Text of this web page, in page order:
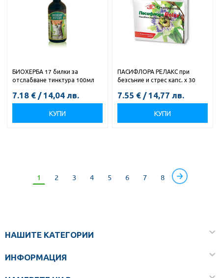
БИОХЕРБА 17 билки за
отслабване тинктура 100мл
7.18 € / 14,04 лв.
КУПИ
ПАСИФЛОРА РЕЛАКС при
безсъние и стрес капс. х 30
7.55 € / 14,77 лв.
КУПИ
1 2 3 4 5 6 7 8
НАШИТЕ КАТЕГОРИИ
ИНФОРМАЦИЯ